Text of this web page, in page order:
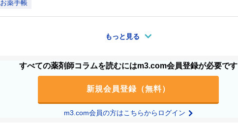
お薬手帳
もっと見る
すべての薬剤師コラムを読むにはm3.com会員登録が必要です
新規会員登録（無料）
m3.com会員の方はこちらからログイン